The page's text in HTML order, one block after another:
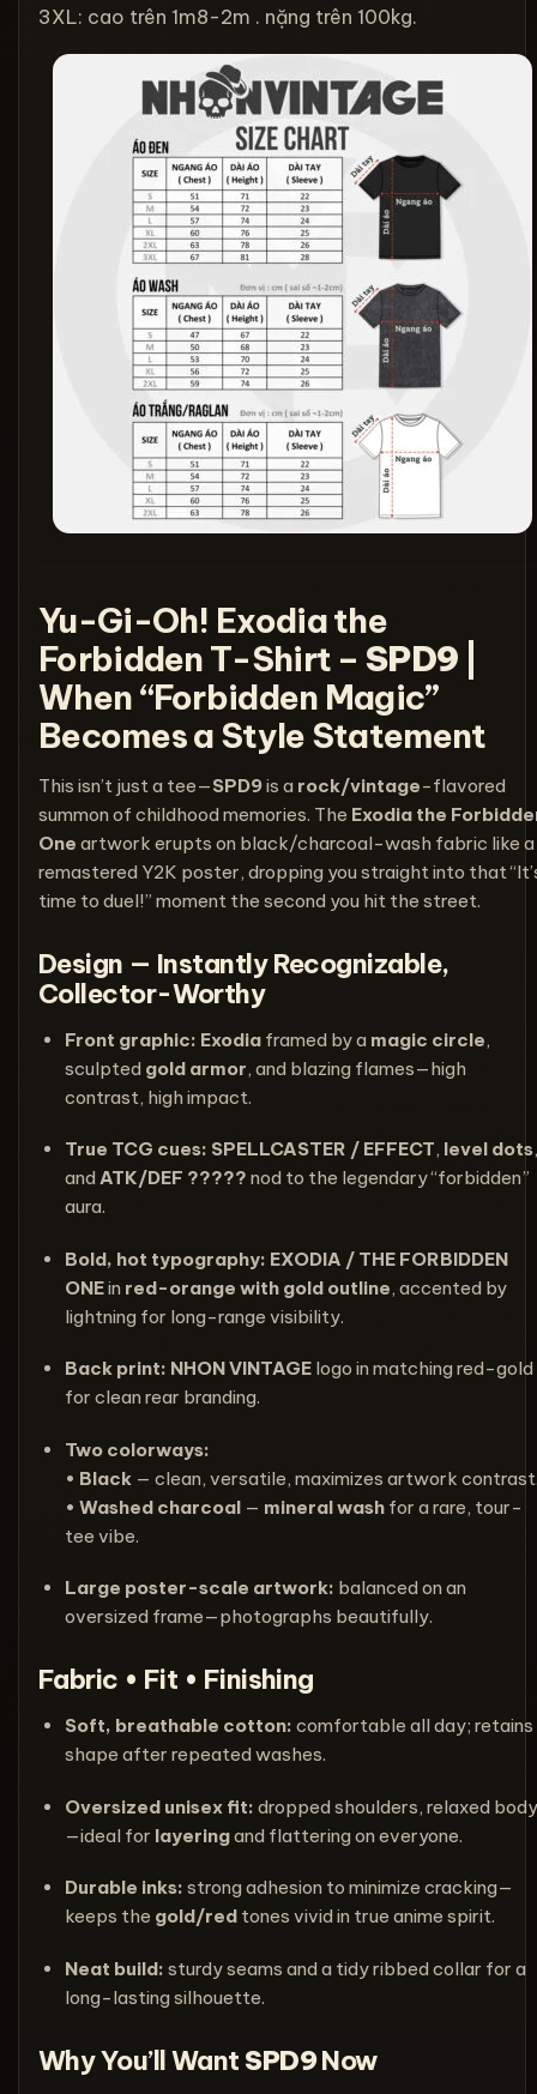
3XL: cao trên 1m8-2m . nặng trên 100kg.
Yu-Gi-Oh! Exodia the
Forbidden T-Shirt – SPD9
When “Forbidden Magic”
Becomes a Style Statement
This isn’t just a tee—SPD9is a rock/vintage-flavored
summon of childhood memories. The Exodia the
One artwork erupts on black/charcoal-wash fabric like a
remastered Y2K poster, dropping you straight into that
time to duel!” moment the second you hit the street.
Design — Instantly Recognizable,
Collector-Worthy
Front graphic: Exodia framed by a magic circle,
sculpted gold armor, and blazing flames—high
contrast, high impact.
True TCG cues: SPELLCASTER / EFFECT, level dots,
and ATK/DEF ????? nod to the legendary “forbidden”
aura.
Bold, hot typography: EXODIA / THE FORBIDDEN
ONEin red-orange with gold outline, accented by
lightning for long-range visibility.
Back print: NHON VINTAGE logo in matching red-gold
for clean rear branding.
Two colorways:
• Black — clean, versatile, maximizes artwork
• Washed charcoal — mineral wash for a rare, tour-
tee vibe.
Large poster-scale artwork: balanced on an
oversized frame—photographs beautifully.
Fabric • Fit • Finishing
Soft, breathable cotton: comfortable all day; retains
shape after repeated washes.
Oversized unisex fit: dropped shoulders, relaxed body
—ideal for layeringand flattering on everyone.
Durable inks: strong adhesion to minimize cracking—
keeps the gold/red tones vivid in true anime spirit.
Neat build: sturdy seams and a tidy ribbed collar for a
long-lasting silhouette.
Why You’ll Want SPD9Now